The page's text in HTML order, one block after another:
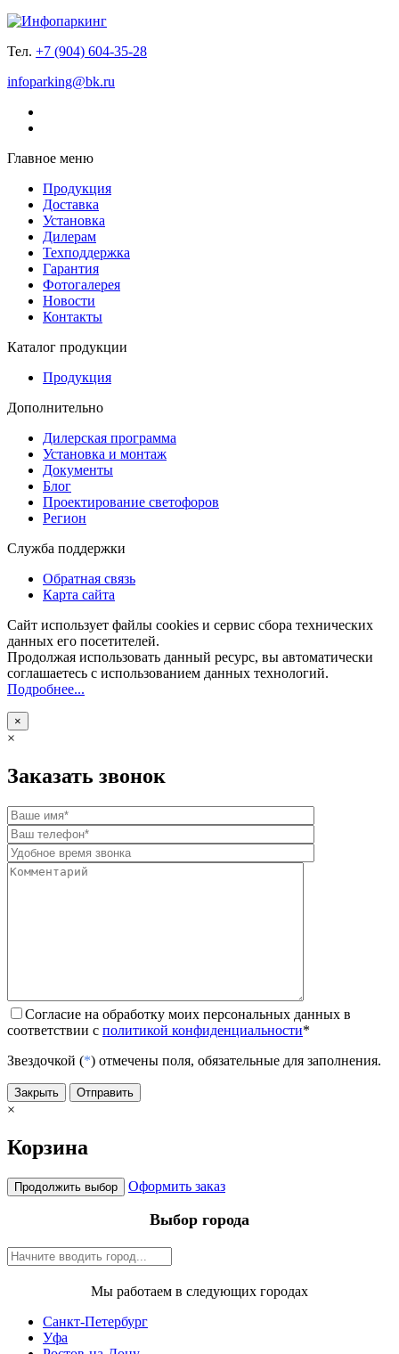
Тел. +7 (904) 604-35-28
infoparking@bk.ru
Главное меню
Продукция
Доставка
Установка
Дилерам
Техподдержка
Гарантия
Фотогалерея
Новости
Контакты
Каталог продукции
Продукция
Дополнительно
Дилерская программа
Установка и монтаж
Документы
Блог
Проектирование светофоров
Регион
Служба поддержки
Обратная связь
Карта сайта
Сайт использует файлы cookies и сервис сбора технических
данных его посетителей.
Продолжая использовать данный ресурс, вы автоматически
соглашаетесь с использованием данных технологий.
Подробнее...
×
×
Заказать звонок
Согласие на обработку моих персональных данных в
соответствии с политикой конфиденциальности*
Звездочкой (*) отмечены поля, обязательные для заполнения.
Закрыть Отправить
×
Корзина
Продолжить выбор Оформить заказ
Выбор города
Мы работаем в следующих городах
Санкт-Петербург
Уфа